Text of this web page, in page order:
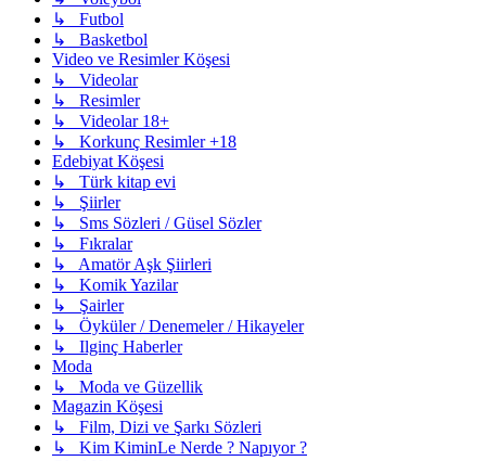
↳ Futbol
↳ Basketbol
Video ve Resimler Köşesi
↳ Videolar
↳ Resimler
↳ Videolar 18+
↳ Korkunç Resimler +18
Edebiyat Köşesi
↳ Türk kitap evi
↳ Şiirler
↳ Sms Sözleri / Güsel Sözler
↳ Fıkralar
↳ Amatör Aşk Şiirleri
↳ Komik Yazilar
↳ Şairler
↳ Öyküler / Denemeler / Hikayeler
↳ Ilginç Haberler
Moda
↳ Moda ve Güzellik
Magazin Köşesi
↳ Film, Dizi ve Şarkı Sözleri
↳ Kim KiminLe Nerde ? Napıyor ?